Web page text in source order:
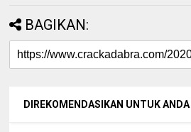
BAGIKAN:
DIREKOMENDASIKAN UNTUK ANDA